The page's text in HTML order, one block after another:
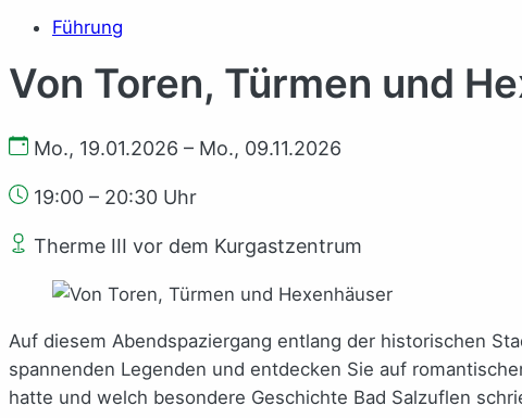
Führung
Von Toren, Türmen und
Mo., 19.01.2026 – Mo., 09.11.2026
19:00 – 20:30 Uhr
Therme III vor dem Kurgastzentrum
Auf diesem Abendspaziergang entlang der historischen
spannenden Legenden und entdecken Sie auf
hatte und welch besondere Geschichte Bad Salzuflen